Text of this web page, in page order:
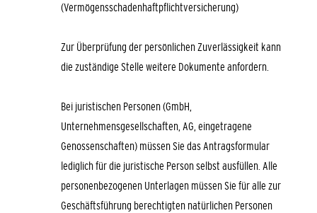
(Vermögensschadenhaftpflichtversicherung)
Zur Überprüfung der persönlichen Zuverlässigkeit kann
die zuständige Stelle weitere Dokumente anfordern.
Bei juristischen Personen (GmbH,
Unternehmensgesellschaften, AG, eingetragene
Genossenschaften) müssen Sie das Antragsformular
lediglich für die juristische Person selbst ausfüllen. Alle
personenbezogenen Unterlagen müssen Sie für alle zur
Geschäftsführung berechtigten natürlichen Personen